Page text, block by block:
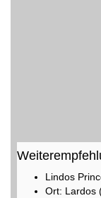
Lindos
Ort: Lardos